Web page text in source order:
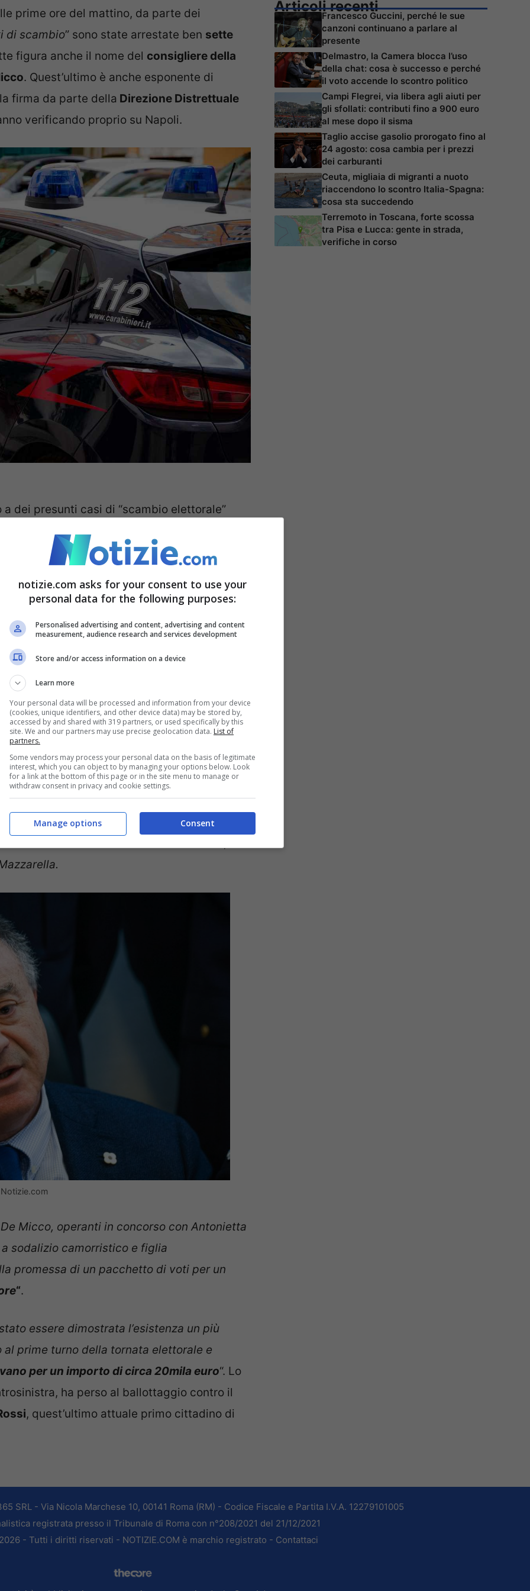
prime ore del mattino, da parte dei
di scambio” sono state arrestate ben sette
figura anche il nome del consigliere della
. Quest’ultimo è anche esponente di
firma da parte della Direzione Distrettuale
verificando proprio su Napoli.
dei presunti casi di “scambio elettorale”
scorso anno. De Micco è titolare della
sia a Napoli che nel resto della
è anche passato da Forza Italia, appunto, al
nominato anche presidente del circolo
arrestati anche
della sorella di De Micco,Giusy .
si era candidata alConsiglio comunale di
riportato nell’ordinanza, con tanto di firma da
stipulato un accordo che recita così:
comune di Cercola e nell’area orientale di
di
Micco, operanti in concorso con Antonietta
sodalizio camorristico e figlia
promessa di un pacchetto di voti per un
“.
essere dimostrata l’esistenza un più
prime turno della tornata elettorale e
per un importo di circa 20mila euro“. Lo
ha perso al ballottaggio contro il
, quest’ultimo attuale primo cittadino di
Articoli recenti
Francesco Guccini, perché le sue
canzoni continuano a parlare al
presente
Delmastro, la Camera blocca l’uso
della chat: cosa è successo e perché
il voto accende lo scontro politico
Campi Flegrei, via libera agli aiuti per
gli sfollati: contributi fino a 900 euro
al mese dopo il sisma
Taglio accise gasolio prorogato fino al
24 agosto: cosa cambia per i prezzi
dei carburanti
Ceuta, migliaia di migranti a nuoto
riaccendono lo scontro Italia-Spagna:
cosa sta succedendo
Terremoto in Toscana, forte scossa
tra Pisa e Lucca: gente in strada,
verifiche in corso
SRL - Via Nicola Marchese 10, 00141 Roma (RM) - Codice Fiscale e Partita I.V.A. 12279101005
registrata presso il Tribunale di Roma con n°208/2021 del 21/12/2021
- Tutti i diritti riservati - NOTIZIE.COM è marchio registrato - Contattaci
notizie.com asks for your consent to use your
personal data for the following purposes:
Personalised advertising and content, advertising and content
measurement, audience research and services development
Store and/or access information on a device
Learn more
Your personal data will be processed and information from your device
(cookies, unique identifiers, and other device data) may be stored by,
accessed by and shared with 319 partners, or used specifically by this
site. We and our partners may use precise geolocation data. List of
partners.
Some vendors may process your personal data on the basis of legitimate
interest, which you can object to by managing your options below. Look
for a link at the bottom of this page or in the site menu to manage or
withdraw consent in privacy and cookie settings.
Consent
Manage options